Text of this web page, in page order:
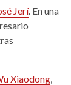
Jerí. En una
Xiaodong,